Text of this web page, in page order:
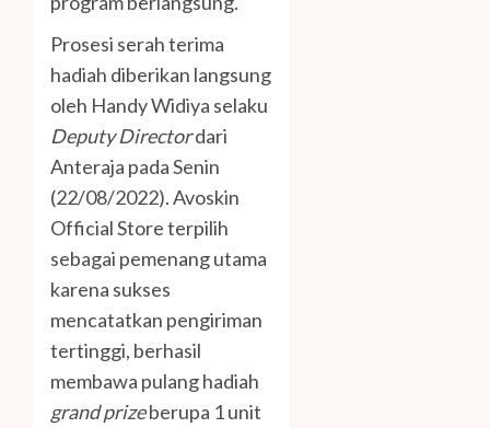
Prosesi serah terima
hadiah diberikan langsung
oleh Handy Widiya selaku
Deputy Directordari
Anteraja pada Senin
(22/08/2022). Avoskin
Official Store terpilih
sebagai pemenang utama
karena sukses
mencatatkan pengiriman
tertinggi, berhasil
membawa pulang hadiah
grand prizeberupa 1 unit